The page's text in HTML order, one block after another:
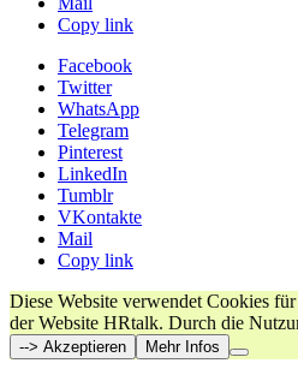
Copy link
Facebook
Twitter
WhatsApp
Telegram
Pinterest
LinkedIn
Tumblr
VKontakte
Mail
Copy link
Diese Website verwendet Cookies
der Website HRtalk. Durch die
--> Akzeptieren Mehr Infos